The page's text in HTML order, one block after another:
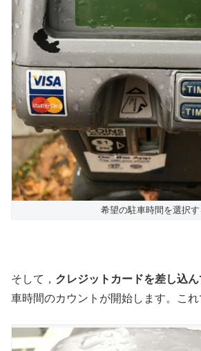
希望の駐車時間を選択す
そして， クレジットカードを差し込
車時間のカウントが開始します。これ